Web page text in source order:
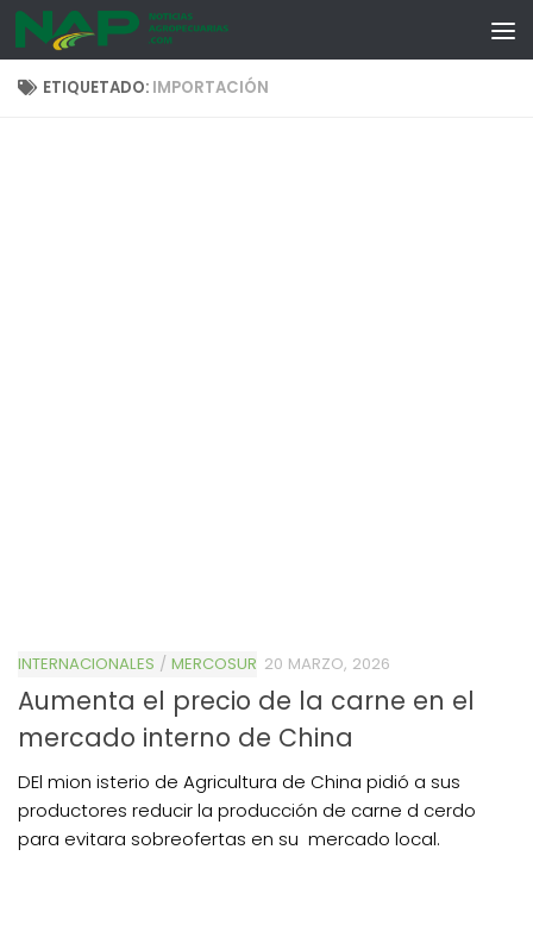
Skip to content
ETIQUETADO: IMPORTACIÓN
INTERNACIONALES / MERCOSUR 20 MARZO, 2026
Aumenta el precio de la carne en el
mercado interno de China
DEl mion isterio de Agricultura de China pidió a sus
productores reducir la producción de carne d cerdo
para evitara sobreofertas en su mercado local.